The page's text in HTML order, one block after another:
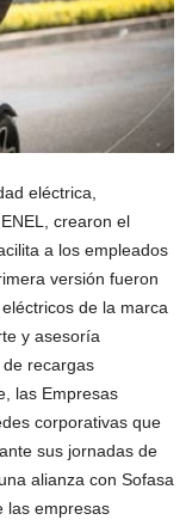
eléctrica,
crearon el
a los empleados
versión fueron
de la marca
y asesoría
recargas
las Empresas
corporativas que
sus jornadas de
alianza con Sofasa
las empresas